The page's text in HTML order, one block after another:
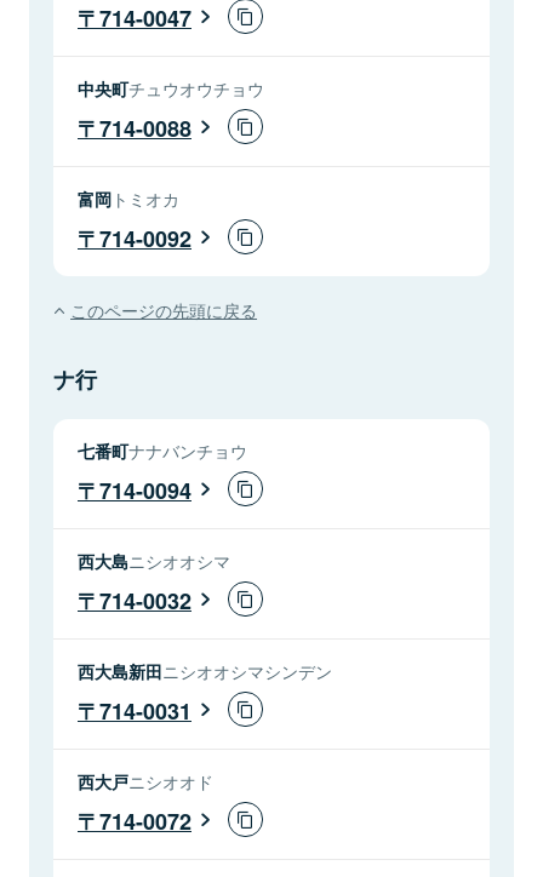
714-0047
中央町チュウオウチョウ
714-0088
富岡 トミオカ
714-0092
このページの先頭に戻る
ナ行
七番町ナナバンチョウ
714-0094
西大島ニシオオシマ
714-0032
西大島新田ニシオオシマシンデン
714-0031
西大戸ニシオオド
714-0072